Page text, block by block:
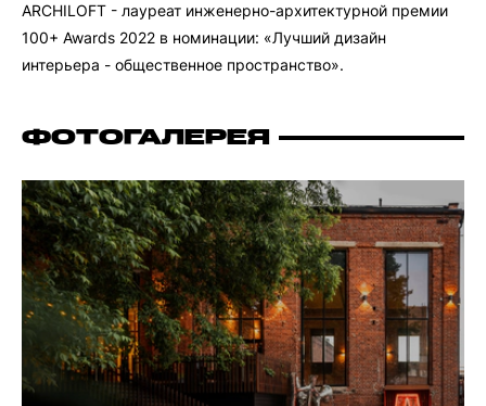
ARCHILOFT - лауреат инженерно-архитектурной премии
100+ Awards 2022 в номинации: «Лучший дизайн
интерьера - общественное пространство».
ФОТОГАЛЕРЕЯ